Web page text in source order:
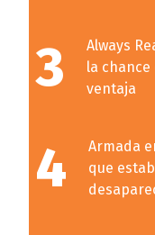
3
Always
la
ventaja
4
Armada
que